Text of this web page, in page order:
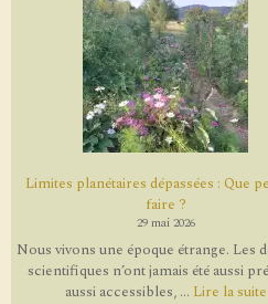
Limites planétaires dépassées : Que
faire ?
29 mai 2026
Nous vivons une époque étrange. Les
scientifiques n’ont jamais été aussi
aussi accessibles, ... Lire la suite